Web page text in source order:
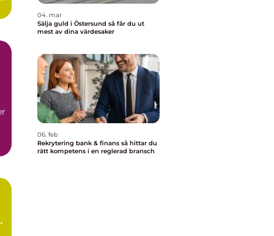
04. mar
Sälja guld i Östersund så får du ut
mest av dina värdesaker
06. feb
Rekrytering bank & finans så hittar du
rätt kompetens i en reglerad bransch